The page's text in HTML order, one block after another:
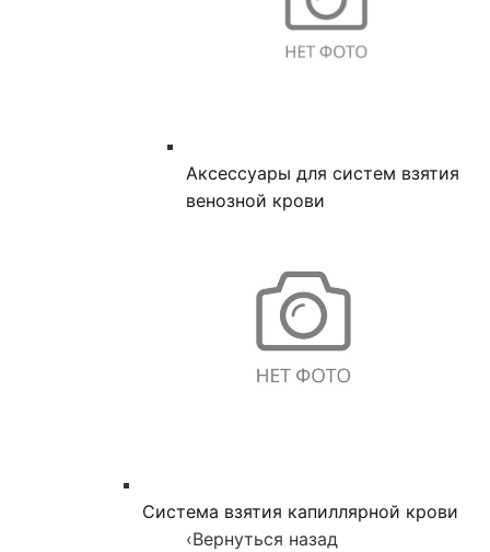
Аксессуары для систем взятия
венозной крови
Система взятия капиллярной крови
‹Вернуться назад